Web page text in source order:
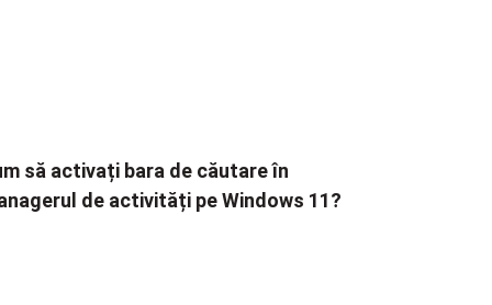
să activați bara de căutare în
de activități pe Windows 11?